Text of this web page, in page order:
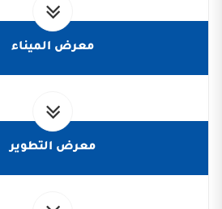
معرض الميناء
معرض التطوير